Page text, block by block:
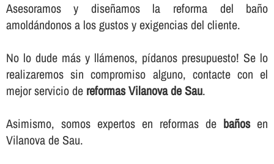
Asesoramos y diseñamos la reforma del baño
amoldándonos a los gustos y exigencias del cliente.
No lo dude más y llámenos, pí­danos presupuesto! Se lo
realizaremos sin compromiso alguno, contacte con el
mejor servicio de reformas Vilanova de Sau.
Asimismo, somos expertos en reformas de bañosen
Vilanova de Sau.